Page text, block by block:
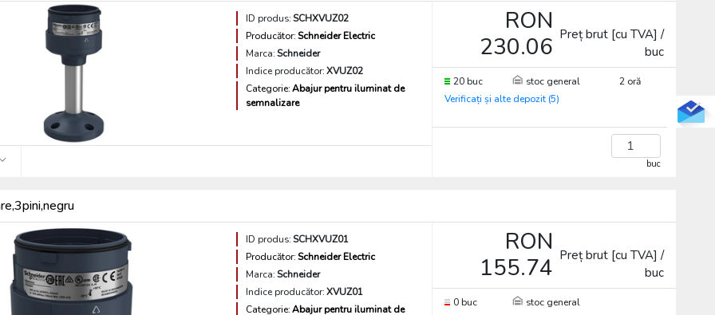
ID produs: SCHXVUZ02
Producător: Schneider Electric
Marca: Schneider
Indice producător: XVUZ02
Categorie: Abajur pentru iluminat de
semnalizare
RON
230.06 Preț brut [cu TVA] /
buc
20 buc stoc general
2 oră
Verificați și alte depozit (5)
buc
ID produs: SCHXVUZ01
Producător: Schneider Electric
Marca: Schneider
Indice producător: XVUZ01
Categorie: Abajur pentru iluminat de
RON
155.74 Preț brut [cu TVA] /
buc
0 buc
stoc general